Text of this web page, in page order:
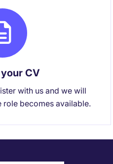
CV
with us and we will
becomes available.